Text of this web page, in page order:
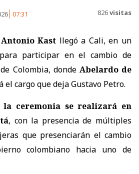
07:31 826visitas
Kast llegó a Cali, en un
participar en el cambio de
Colombia, donde Abelardo de
el cargo que deja Gustavo Petro.
la ceremonia se realizará en
, con la presencia de múltiples
que presenciarán el cambio
colombiano hacia uno de